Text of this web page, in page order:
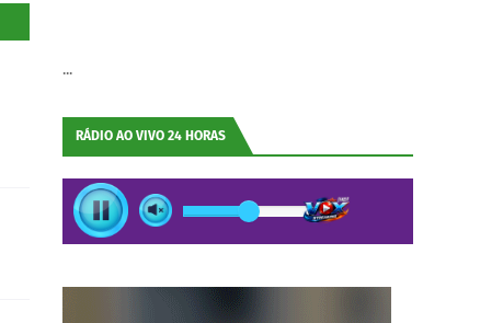
...
RÁDIO AO VIVO 24 HORAS